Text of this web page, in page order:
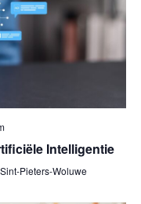
Intelligentie
Pieters-Woluwe